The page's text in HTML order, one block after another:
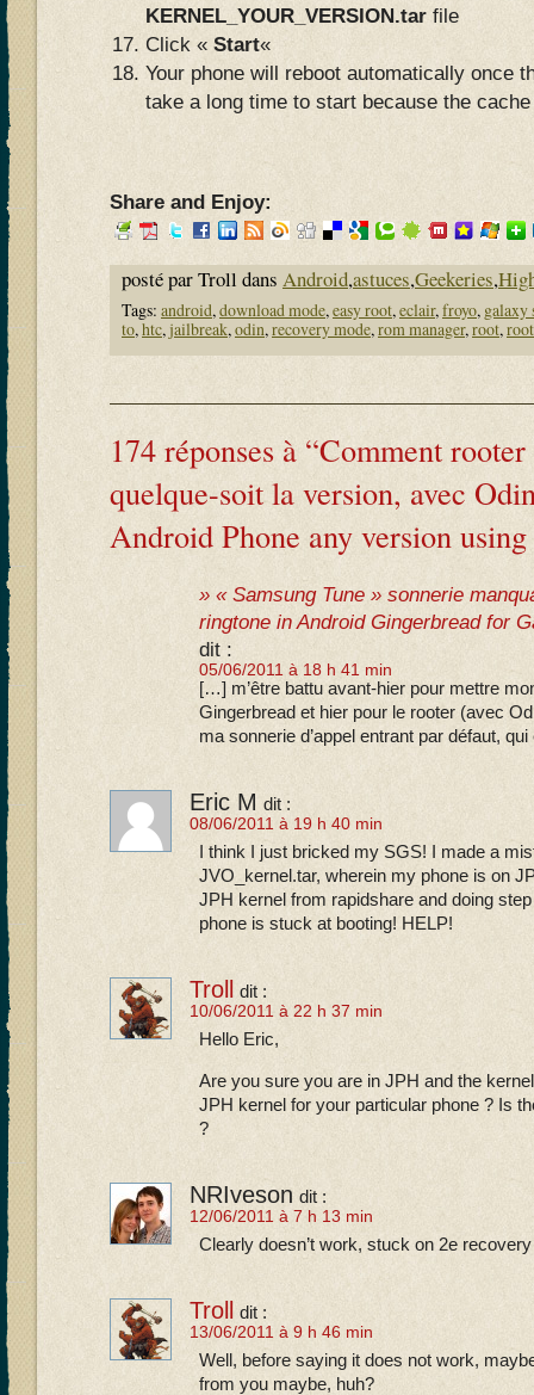
KERNEL_YOUR_VERSION.tar file
Click « Start«
Your phone will reboot automatically once
take a long time to start because the
Share and Enjoy:
posté par Troll dans Android,astuces,Geekeries,
Tags: android,download mode,easy root,eclair,froyo, galaxy
to,htc,jailbreak,odin,recovery mode,rom manager,root,
174 réponses à “Comment
quelque-soit la version, avec
Android Phone any version
» « Samsung Tune » sonnerie
ringtone in Android Gingerbread for
dit :
05/06/2011 à 18 h 41 min
[…] m’être battu avant-hier pour mettre
Gingerbread et hier pour le rooter (avec
ma sonnerie d’appel entrant par défaut,
Eric M dit :
08/06/2011 à 19 h 40 min
I think I just bricked my SGS! I made a
JVO_kernel.tar, wherein my phone is on
JPH kernel from rapidshare and doing
phone is stuck at booting! HELP!
Troll dit :
10/06/2011 à 22 h 37 min
Hello Eric,
Are you sure you are in JPH and the
JPH kernel for your particular phone ? Is
?
NRIveson dit :
12/06/2011 à 7 h 13 min
Clearly doesn’t work, stuck on 2e
Troll dit :
13/06/2011 à 9 h 46 min
Well, before saying it does not work,
from you maybe, huh?